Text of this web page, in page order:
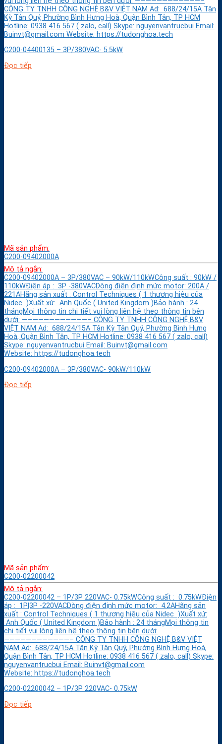
CÔNG TY TNHH CÔNG NGHỆ B&V VIỆT NAM Ad: 688/24/15A Tân
Kỳ Tân Quý, Phường Bình Hưng Hoà, Quận Bình Tân, TP HCM
Hotline: 0938 416 567 ( zalo, call) Skype: nguyenvantrucbui Email:
Buinvt@gmail.com Website: https://tudonghoa.tech
C200-04400135 – 3P/380VAC- 5.5kW
Đọc tiếp
Mã sản phẩm:
C200-09402000A
Mô tả ngắn:
C200-09402000A – 3P/380VAC – 90kW/110kWCông suất : 90kW /
110kWĐiện áp : 3P -380VACDòng điện định mức motor: 200A /
221AHãng sản xuất : Control Techniques ( 1 thương hiệu của
Nidec )Xuất xứ: Anh Quốc ( United Kingdom )Bảo hành : 24
thángMọi thông tin chi tiết vui lòng liên hệ theo thông tin bên
dưới: ————————————– CÔNG TY TNHH CÔNG NGHỆ B&V
VIỆT NAM Ad: 688/24/15A Tân Kỳ Tân Quý, Phường Bình Hưng
Hoà, Quận Bình Tân, TP HCM Hotline: 0938 416 567 ( zalo, call)
Skype: nguyenvantrucbui Email: Buinvt@gmail.com
Website: https://tudonghoa.tech
C200-09402000A – 3P/380VAC- 90kW/110kW
Đọc tiếp
Mã sản phẩm:
C200-02200042
Mô tả ngắn:
C200-02200042 – 1P/3P 220VAC- 0.75kWCông suất : 0.75kWĐiện
áp : 1P|3P -220VACDòng điện định mức motor: 4.2AHãng sản
xuất : Control Techniques ( 1 thương hiệu của Nidec )Xuất xứ:
Anh Quốc ( United Kingdom )Bảo hành : 24 thángMọi thông tin
chi tiết vui lòng liên hệ theo thông tin bên dưới:
————————————– CÔNG TY TNHH CÔNG NGHỆ B&V VIỆT
NAM Ad: 688/24/15A Tân Kỳ Tân Quý, Phường Bình Hưng Hoà,
Quận Bình Tân, TP HCM Hotline: 0938 416 567 ( zalo, call) Skype:
nguyenvantrucbui Email: Buinvt@gmail.com
Website: https://tudonghoa.tech
C200-02200042 – 1P/3P 220VAC- 0.75kW
Đọc tiếp